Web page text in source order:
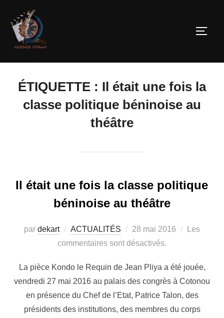
ÉTIQUETTE : Il était une fois la
classe politique béninoise au
théâtre
Il était une fois la classe politique
béninoise au théâtre
par dekart ACTUALITÉS 28 mai 2016
Les
commentaires sont désactivés.
La pièce Kondo le Requin de Jean Pliya a été jouée,
vendredi 27 mai 2016 au palais des congrès à Cotonou
en présence du Chef de l’Etat, Patrice Talon, des
présidents des institutions, des membres du corps